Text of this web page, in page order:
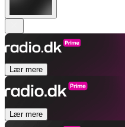
Lær mere
Lær mere